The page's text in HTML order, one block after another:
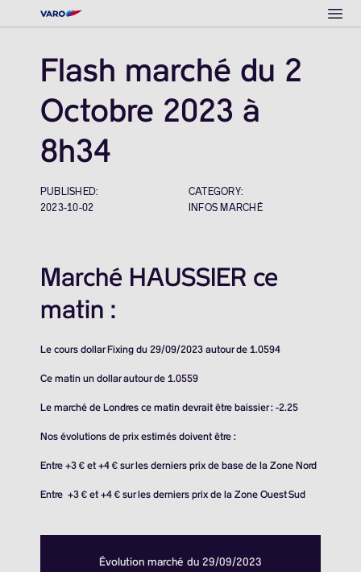
Flash marché du 2
Octobre 2023 à
8h34
PUBLISHED:
2023-10-02
CATEGORY:
INFOS MARCHÉ
Marché HAUSSIER ce
matin :
Le cours dollar Fixing du 29/09/2023 autour de 1.0594
Ce matin un dollar autour de 1.0559
Le marché de Londres ce matin devrait être baissier : -2.25
Nos évolutions de prix estimés doivent être :
Entre +3 € et +4 € sur les derniers prix de base de la Zone Nord
Entre +3 € et +4 € sur les derniers prix de la Zone Ouest Sud
Évolution marché du 29/09/2023